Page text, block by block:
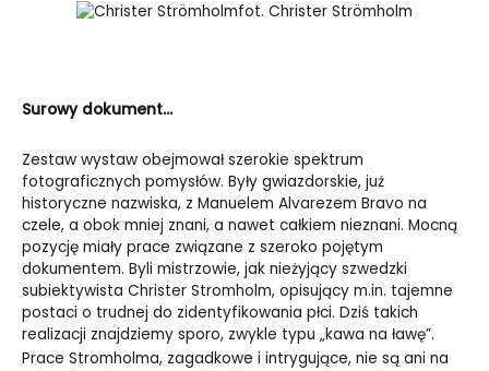
fot. Christer Strömholm
Surowy dokument…
Zestaw wystaw obejmował szerokie spektrum
fotograficznych pomysłów. Były gwiazdorskie, już
historyczne nazwiska, z Manuelem Alvarezem Bravo na
czele, a obok mniej znani, a nawet całkiem nieznani. Mocną
pozycję miały prace związane z szeroko pojętym
dokumentem. Byli mistrzowie, jak nieżyjący szwedzki
subiektywista Christer Stromholm, opisujący m.in. tajemne
postaci o trudnej do zidentyfikowania płci. Dziś takich
realizacji znajdziemy sporo, zwykle typu „kawa na ławę”.
Prace Stromholma, zagadkowe i intrygujące, nie są ani na